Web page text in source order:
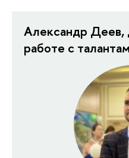
Александр Деев,
работе с